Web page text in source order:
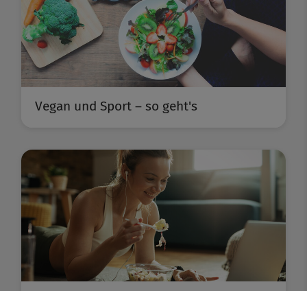
Vegan und Sport – so geht's